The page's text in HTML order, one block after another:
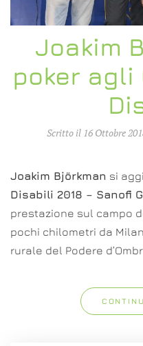
Joakim
poker agli
Scritto il 16 Ottobre
Joakim Björkman si
Disabili 2018 – Sanofi
prestazione sul campo
pochi chilometri da
rurale del Podere